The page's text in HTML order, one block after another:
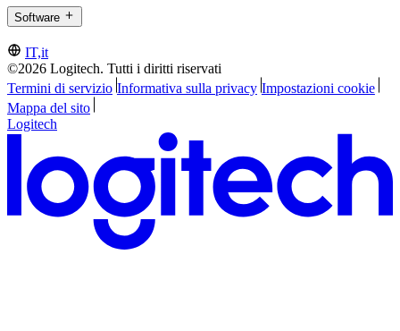
Software
IT,it
©2026 Logitech. Tutti i diritti riservati
Termini di servizio Informativa sulla privacy Impostazioni cookie
Mappa del sito
Logitech